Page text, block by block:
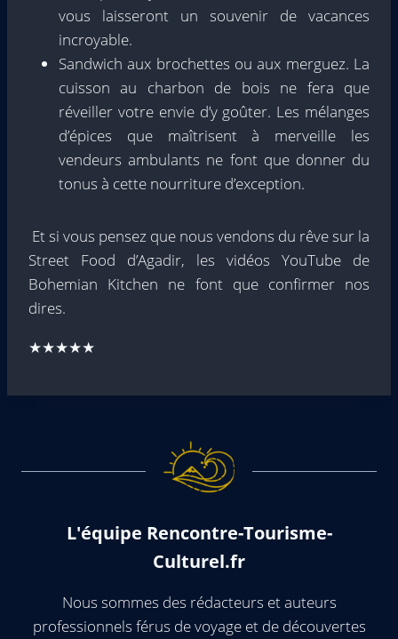
vous laisseront un souvenir de vacances
incroyable.
Sandwich aux brochettes ou aux merguez. La
cuisson au charbon de bois ne fera que
réveiller votre envie d’y goûter. Les mélanges
d’épices que maîtrisent à merveille les
vendeurs ambulants ne font que donner du
tonus à cette nourriture d’exception.
Et si vous pensez que nous vendons du rêve sur la
Street Food d’Agadir, les vidéos YouTube de
Bohemian Kitchen ne font que confirmer nos
dires.
★★★★★
L'équipe Rencontre-Tourisme-
Culturel.fr
Nous sommes des rédacteurs et auteurs
professionnels férus de voyage et de découvertes